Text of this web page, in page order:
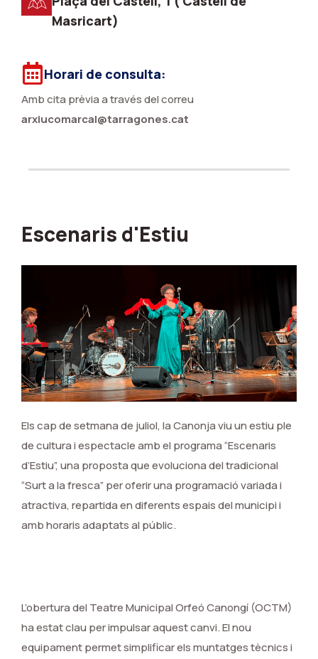
Masricart)
Horari de consulta:
Amb cita prèvia a través del correu
arxiucomarcal@tarragones.cat
Escenaris d'Estiu
Els cap de setmana de juliol, la Canonja viu un estiu ple
de cultura i espectacle amb el programa “Escenaris
d’Estiu”, una proposta que evoluciona del tradicional
“Surt a la fresca” per oferir una programació variada i
atractiva, repartida en diferents espais del municipi i
amb horaris adaptats al públic.
L’obertura del Teatre Municipal Orfeó Canongí (OCTM)
ha estat clau per impulsar aquest canvi. El nou
equipament permet simplificar els muntatges tècnics i